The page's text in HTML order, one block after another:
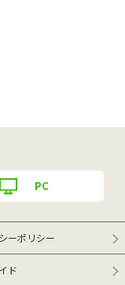
PC
ーポリシー
ド